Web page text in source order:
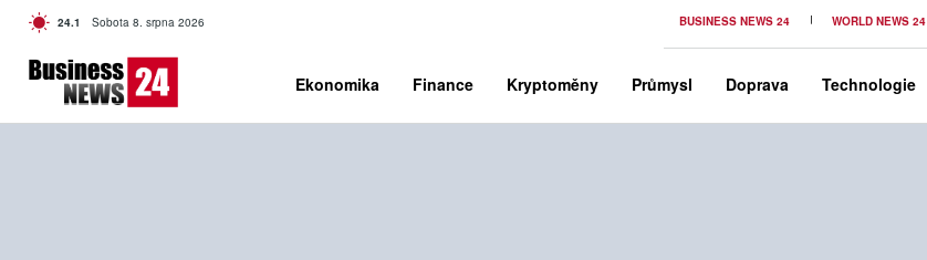
24.1 C Czech
Sobota 8. srpna 2026 BUSINESS NEWS 24 WORLD NEWS 24
Ekonomika Finance Kryptoměny Průmysl Doprava Technologie